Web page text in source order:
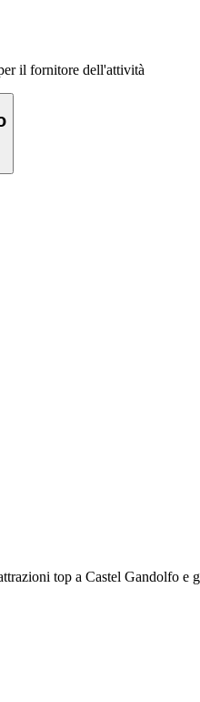
il fornitore dell'attività
top a Castel Gandolfo e